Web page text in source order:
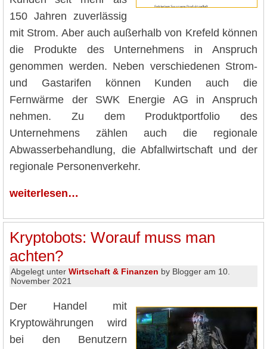
150 Jahren zuverlässig
mit Strom. Aber auch außerhalb von Krefeld können
die Produkte des Unternehmens in Anspruch
genommen werden. Neben verschiedenen Strom-
und Gastarifen können Kunden auch die
Fernwärme der SWK Energie AG in Anspruch
nehmen. Zu dem Produktportfolio des
Unternehmens zählen auch die regionale
Abwasserbehandlung, die Abfallwirtschaft und der
regionale Personenverkehr.
weiterlesen…
Kryptobots: Worauf muss man
achten?
Abgelegt unter Wirtschaft & Finanzen by Blogger am 10.
November 2021
Der Handel mit
Kryptowährungen wird
bei den Benutzern